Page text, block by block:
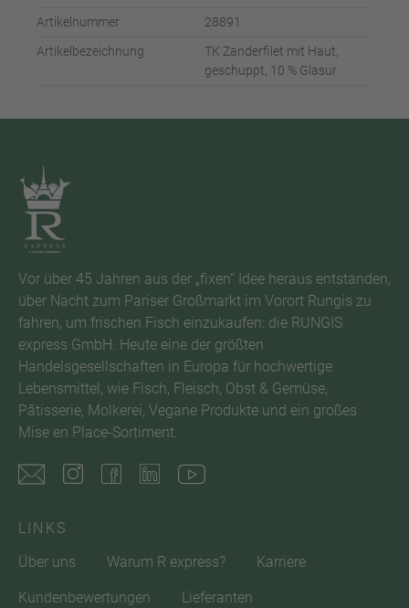
Artikelnummer
28891
Artikelbezeichnung
TK Zanderfilet mit Haut,
geschuppt, 10 % Glasur
Vor über 45 Jahren aus der „fixen“ Idee heraus entstanden,
über Nacht zum Pariser Großmarkt im Vorort Rungis zu
fahren, um frischen Fisch einzukaufen: die RUNGIS
express GmbH. Heute eine der größten
Handelsgesellschaften in Europa für hochwertige
Lebensmittel, wie Fisch, Fleisch, Obst & Gemüse,
Pâtisserie, Molkerei, Vegane Produkte und ein großes
Mise en Place-Sortiment.
LINKS
Über uns
Warum R express? Karriere
Kundenbewertungen Lieferanten